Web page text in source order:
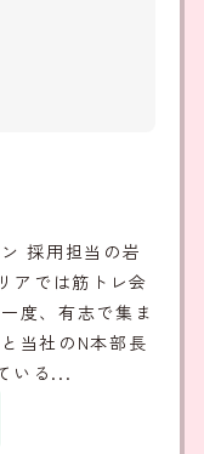
採用担当の岩
アでは筋トレ会
度、有志で集ま
当社のN本部長
いる...